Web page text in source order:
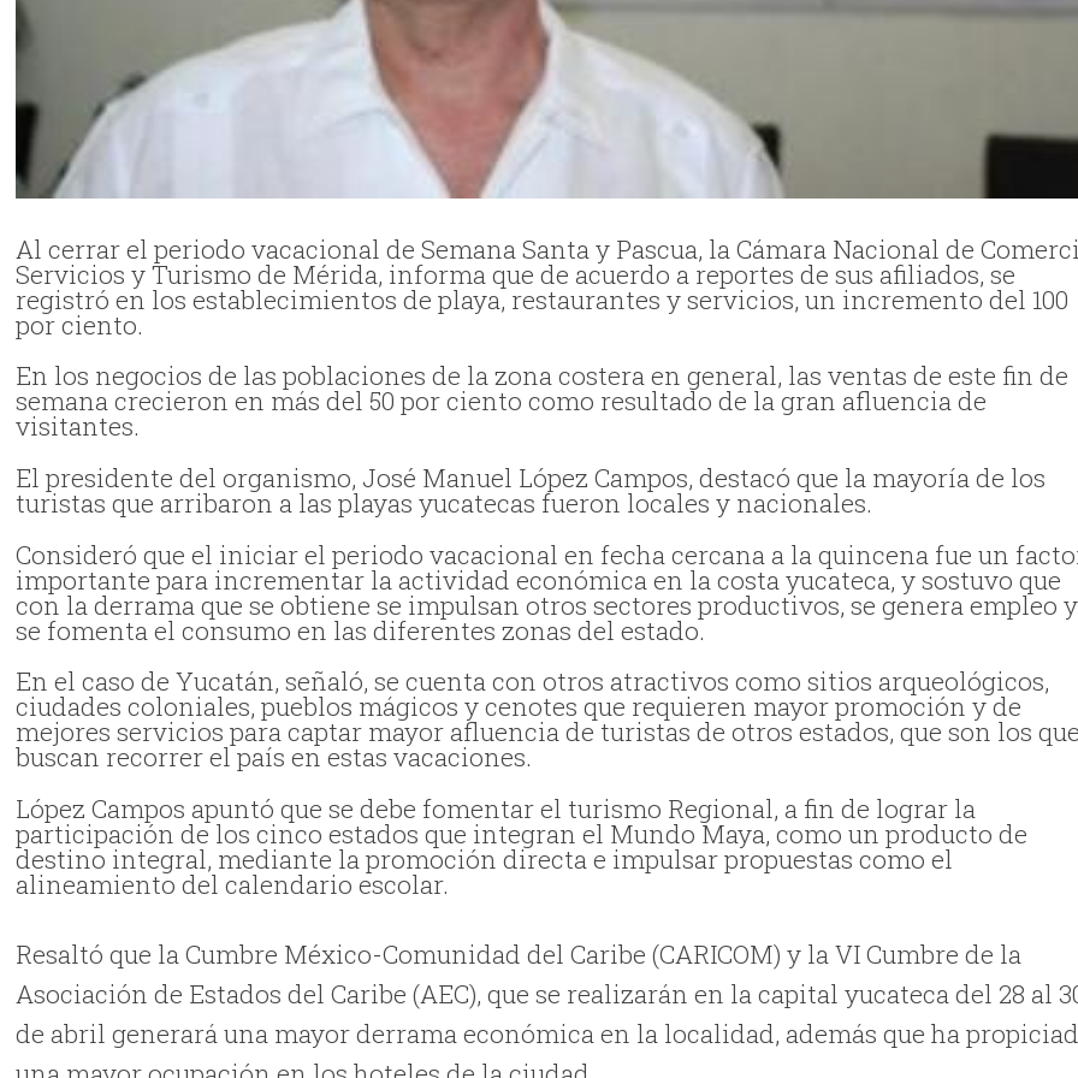
Al cerrar el periodo vacacional de Semana Santa y Pascua, la Cámara Nacional de
Servicios y Turismo de Mérida, informa que de acuerdo a reportes de sus afiliados, se
registró en los establecimientos de playa, restaurantes y servicios, un incremento del 100
por ciento.
En los negocios de las poblaciones de la zona costera en general, las ventas de este fin de
semana crecieron en más del 50 por ciento como resultado de la gran afluencia de
visitantes.
El presidente del organismo, José Manuel López Campos, destacó que la mayoría de los
turistas que arribaron a las playas yucatecas fueron locales y nacionales.
Consideró que el iniciar el periodo vacacional en fecha cercana a la quincena fue un
importante para incrementar la actividad económica en la costa yucateca, y sostuvo que
con la derrama que se obtiene se impulsan otros sectores productivos, se genera empleo y
se fomenta el consumo en las diferentes zonas del estado.
En el caso de Yucatán, señaló, se cuenta con otros atractivos como sitios arqueológicos,
ciudades coloniales, pueblos mágicos y cenotes que requieren mayor promoción y de
mejores servicios para captar mayor afluencia de turistas de otros estados, que son los
buscan recorrer el país en estas vacaciones.
López Campos apuntó que se debe fomentar el turismo Regional, a fin de lograr la
participación de los cinco estados que integran el Mundo Maya, como un producto de
destino integral, mediante la promoción directa e impulsar propuestas como el
alineamiento del calendario escolar.
Resaltó que la Cumbre México-Comunidad del Caribe (CARICOM) y la VI Cumbre de la
Asociación de Estados del Caribe (AEC), que se realizarán en la capital yucateca del 28 al
de abril generará una mayor derrama económica en la localidad, además que ha